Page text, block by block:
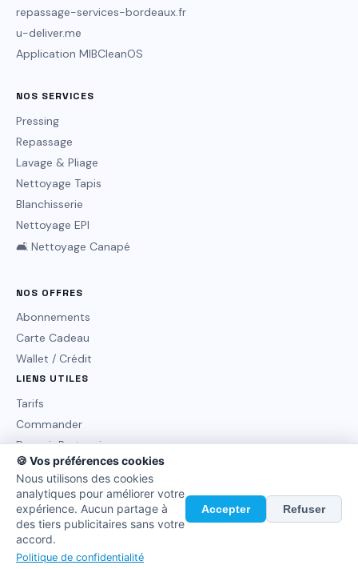
repassage-services-bordeaux.fr
u-deliver.me
Application MIBCleanOS
NOS SERVICES
Pressing
Repassage
Lavage & Pliage
Nettoyage Tapis
Blanchisserie
Nettoyage EPI
🛋️ Nettoyage Canapé
NOS OFFRES
Abonnements
Carte Cadeau
Wallet / Crédit
LIENS UTILES
Tarifs
Commander
Devenir Partenaire
FAQ / Aide
Contact
Confidentialité
🍪 Vos préférences cookies
Nous utilisons des cookies
analytiques pour améliorer votre
expérience. Aucun partage à
des tiers publicitaires sans votre
accord.
Politique de confidentialité
Accepter Refuser